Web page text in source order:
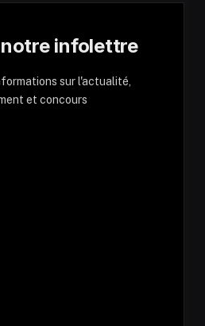
infolettre
sur l'actualité,
et concours